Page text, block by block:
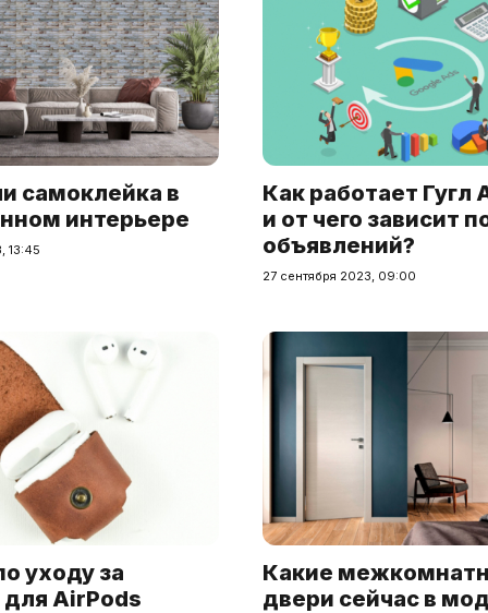
самоклейка в
интерьере
13:45
Как работает Гугл
и от чего зависит
объявлений?
27 сентября 2023, 09:00
уходу за
AirPods
Какие
двери сейчас в